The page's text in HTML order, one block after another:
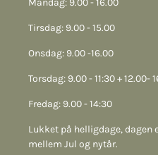
Mandag: 9.00 - 16.00
Tirsdag: 9.00 - 15.00
Onsdag: 9.00 -16.00
Torsdag: 9.00 - 11:30 + 12.00-
Fredag: 9.00 - 14:30
Lukket på helligdage,
mellem Jul og nytår.